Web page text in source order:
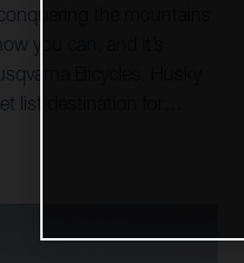
the mountains
you can, and it’s
Bicycles, Husky
list destination for